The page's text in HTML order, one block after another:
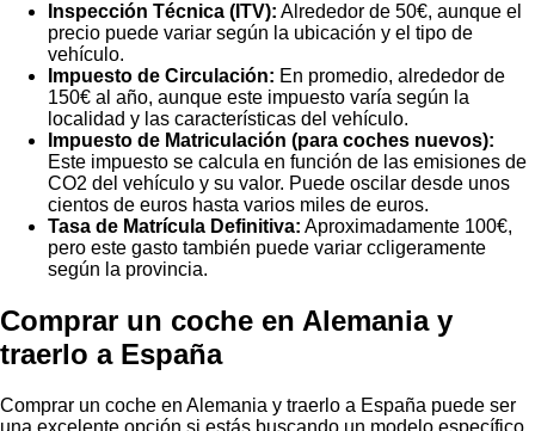
Inspección Técnica (ITV): Alrededor de 50€, aunque el
precio puede variar según la ubicación y el tipo de
vehículo.
Impuesto de Circulación: En promedio, alrededor de
150€ al año, aunque este impuesto varía según la
localidad y las características del vehículo.
Impuesto de Matriculación (para coches nuevos):
Este impuesto se calcula en función de las emisiones de
CO2 del vehículo y su valor. Puede oscilar desde unos
cientos de euros hasta varios miles de euros.
Tasa de Matrícula Definitiva: Aproximadamente 100€,
pero este gasto también puede variar ccligeramente
según la provincia.
Comprar un coche en Alemania y
traerlo a España
Comprar un coche en Alemania y traerlo a España puede ser
una excelente opción si estás buscando un modelo específico